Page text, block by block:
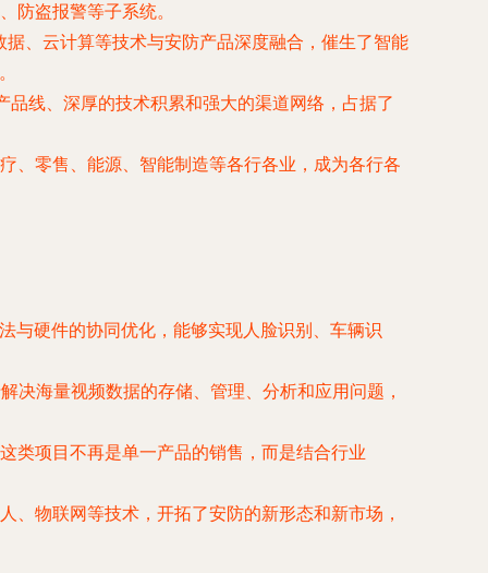
防盗报警等子系统。
、云计算等技术与安防产品深度融合，催生了智能
品线、深厚的技术积累和强大的渠道网络，占据了
、零售、能源、智能制造等各行各业，成为各行各
与硬件的协同优化，能够实现人脸识别、车辆识
决海量视频数据的存储、管理、分析和应用问题，
类项目不再是单一产品的销售，而是结合行业
、物联网等技术，开拓了安防的新形态和新市场，